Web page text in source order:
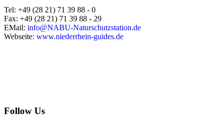
Tel: +49 (28 21) 71 39 88 - 0
Fax: +49 (28 21) 71 39 88 - 29
EMail: info@NABU-Naturschutzstation.de
Webseite: www.niederrhein-guides.de
Follow Us